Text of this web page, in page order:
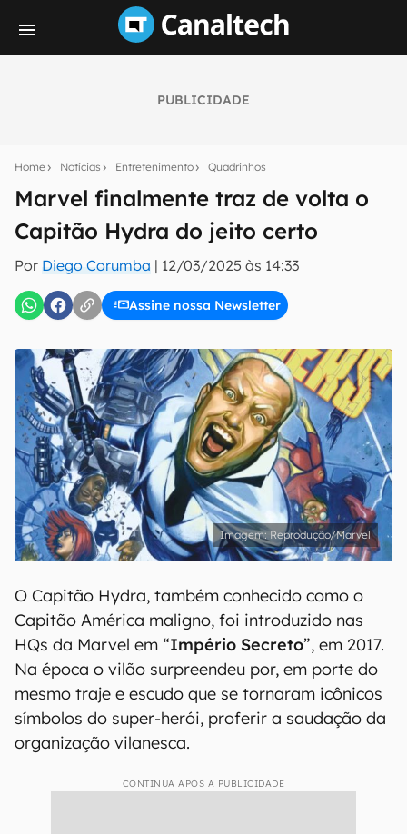
PUBLICIDADE
Home Notícias Entretenimento Quadrinhos
Marvel finalmente traz de volta o
Capitão Hydra do jeito certo
Por Diego Corumba | 12/03/2025 às 14:33
Assine nossa Newsletter
notícias e reviews sobre tecnologia em primeira
E-mail
inscreva-se
Confirmo que li, aceito e concordo com os Termos de
Uso e Política de Privacidade do Canaltech.
Reprodução/Marvel
O Capitão Hydra, também conhecido como o
Capitão América maligno, foi introduzido nas
HQs da Marvel em “Império Secreto”, em 2017.
Na época o vilão surpreendeu por, em porte do
mesmo traje e escudo que se tornaram icônicos
símbolos do super-herói, proferir a saudação da
organização vilanesca.
CONTINUA APÓS A PUBLICIDADE